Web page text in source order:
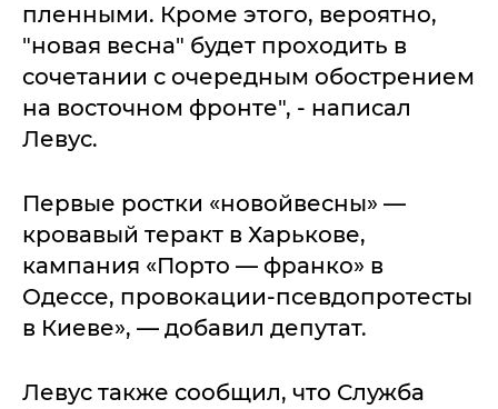
пленными. Кроме этого, вероятно,
"новая весна" будет проходить в
сочетании с очередным обострением
на восточном фронте", - написал
Левус.
Первые ростки «новойвесны» —
кровавый теракт в Харькове,
кампания «Порто — франко» в
Одессе, провокации-псевдопротесты
в Киеве», — добавил депутат.
Левус также сообщил, что Служба